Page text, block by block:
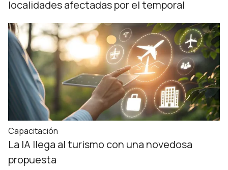
localidades afectadas por el temporal
Capacitación
La IA llega al turismo con una novedosa
propuesta